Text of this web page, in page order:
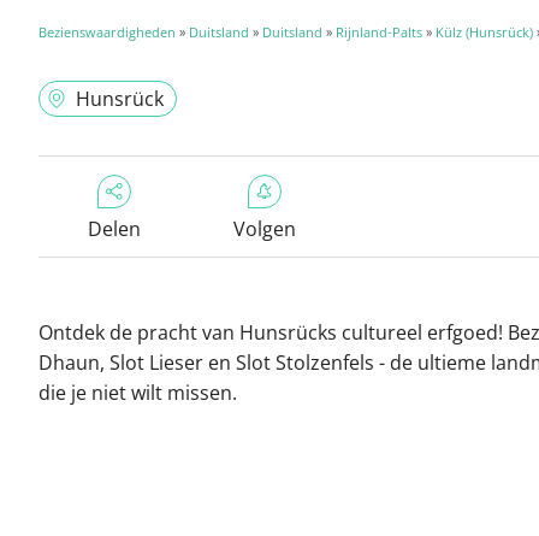
Bezienswaardigheden » Duitsland » Duitsland » Rijnland-Palts » Külz (Hunsrück)
Hunsrück
Delen Volgen
Ontdek de pracht van Hunsrücks cultureel erfgoed!
Dhaun, Slot Lieser en Slot Stolzenfels - de ultieme
die je niet wilt missen.